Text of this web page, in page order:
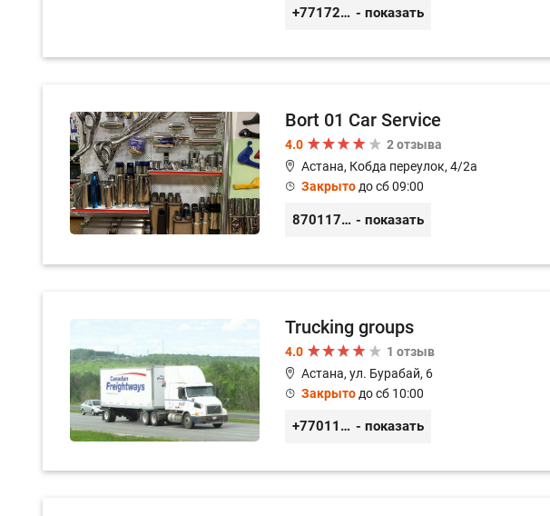
+77172978380 - показать
Bort 01 Car Service
4.0
2 отзыва
Астана, Кобда переулок, 4/2а
Закрытодо сб 09:00
87011754444 - показать
Trucking groups
4.0
1 отзыв
Астана, ул. Бурабай, 6
Закрытодо сб 10:00
+77011245925 - показать